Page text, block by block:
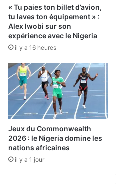
« Tu paies ton billet d’avion,
tu laves ton équipement » :
Alex Iwobi sur son
expérience avec le Nigeria
il y a 16 heures
Jeux du Commonwealth
2026 : le Nigeria domine les
nations africaines
il y a 1 jour